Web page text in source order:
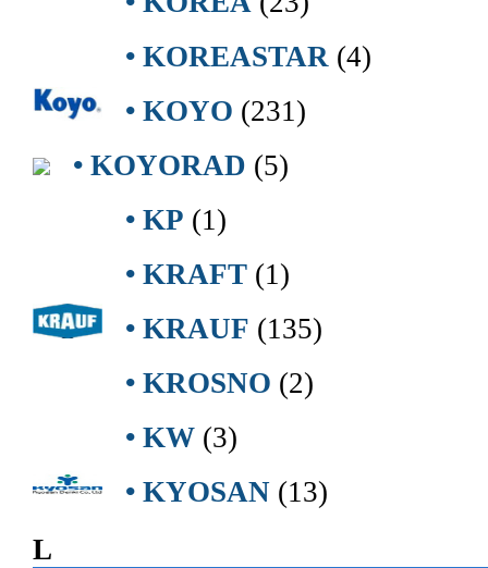
• KOREASTAR (4)
• KOYO (231)
• KOYORAD (5)
• KP (1)
• KRAFT (1)
• KRAUF (135)
• KROSNO (2)
• KW (3)
• KYOSAN (13)
L